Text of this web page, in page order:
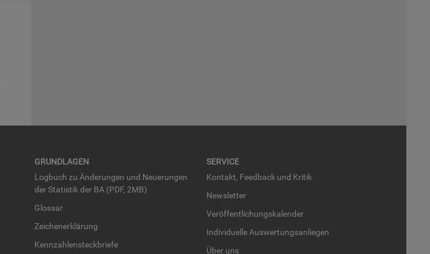
GRUND­LA­GEN
Log­buch zu Än­de­run­gen und Neue­run­gen
der Sta­tis­tik der BA (PDF, 2MB)
Glos­sar
Zei­chen­er­klä­rung
Kenn­zah­len­steck­brie­fe
SER­VICE
Kon­takt, Feed­back und Kri­tik
News­let­ter
Ver­öf­fent­li­chungs­ka­len­der
In­di­vi­du­el­le Aus­wer­tungs­an­lie­gen
Über uns